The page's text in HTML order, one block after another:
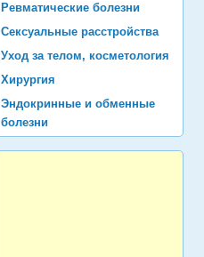
Ревматические болезни
Сексуальные расстройства
Уход за телом, косметология
Хирургия
Эндокринные и обменные
болезни